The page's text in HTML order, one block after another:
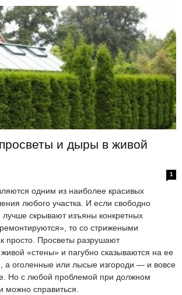
и дыры в живой
1
одним из наиболее красивых
любого участка. И если свободно
лучше скрывают изъяны конкретных
то со стрижеными
просто. Просветы разрушают
«стены» и пагубно сказываются на ее
а оголенные или лысые изгороди — и вовсе
Но с любой проблемой при должном
можно справиться.